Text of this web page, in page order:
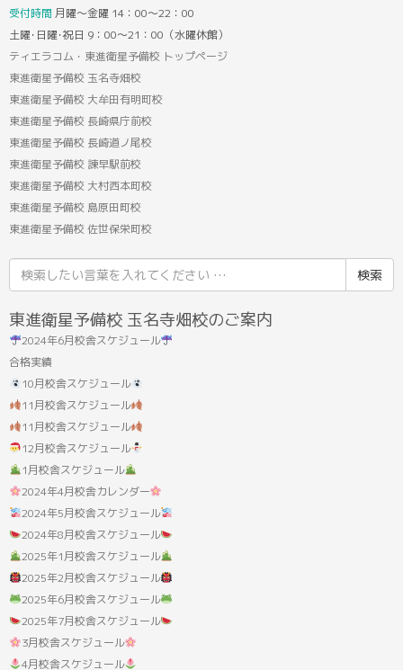
受付時間 月曜～金曜 14：00～22：00
土曜･日曜･祝日 9：00～21：00（水曜休館）
ティエラコム・東進衛星予備校 トップページ
東進衛星予備校 玉名寺畑校
東進衛星予備校 大牟田有明町校
東進衛星予備校 長崎県庁前校
東進衛星予備校 長崎道ノ尾校
東進衛星予備校 諫早駅前校
東進衛星予備校 大村西本町校
東進衛星予備校 島原田町校
東進衛星予備校 佐世保栄町校
索
結
果:
東進衛星予備校 玉名寺畑校のご案内
2024年6月校舎スケジュール
合格実績
10月校舎スケジュール
11月校舎スケジュール
11月校舎スケジュール
12月校舎スケジュール
1月校舎スケジュール
2024年4月校舎カレンダー
2024年5月校舎スケジュール
2024年8月校舎スケジュール
2025年1月校舎スケジュール
2025年2月校舎スケジュール
2025年6月校舎スケジュール
2025年7月校舎スケジュール
3月校舎スケジュール
4月校舎スケジュール